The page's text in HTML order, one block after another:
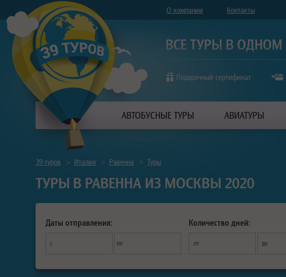
О компании Контакты
Подарочный сертификат
АВТОБУСНЫЕ ТУРЫ АВИАТУРЫ
39 туров > Италия > Равенна > Туры
ТУРЫ В РАВЕННА ИЗ МОСКВЫ 2020
Даты отправления:
с по
Количество дней:
от до